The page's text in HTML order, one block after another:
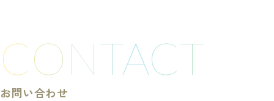
CONTACT
お問い合わせ